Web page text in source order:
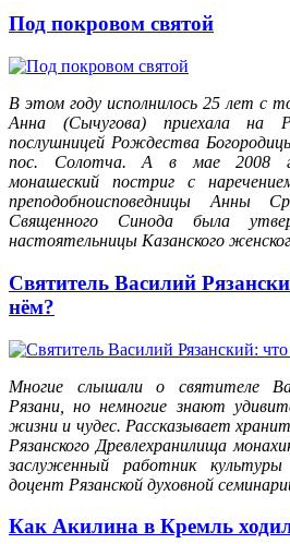
Под покровом святой
В этом году исполнилось 25 лет с
Анна (Сычугова) приехала на
послушницей Рождества
пос. Солотча. А в мае 2008
монашеский постриг с
преподобноисповедницы Анны
Священного Синода была
настоятельницы Казанского
Святитель Василий
нём?
Многие слышали о святителе
Рязани, но немногие знают
жизни и чудес. Рассказывает
Рязанского Древлехранилища
заслуженный работник культуры
доцент Рязанской духовной
Как Акилина в Кремль